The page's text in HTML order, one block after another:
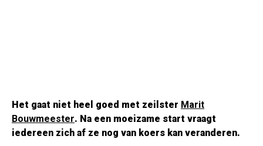
Het gaat niet heel goed met zeilster Marit
Bouwmeester. Na een moeizame start vraagt
iedereen zich af ze nog van koers kan veranderen.